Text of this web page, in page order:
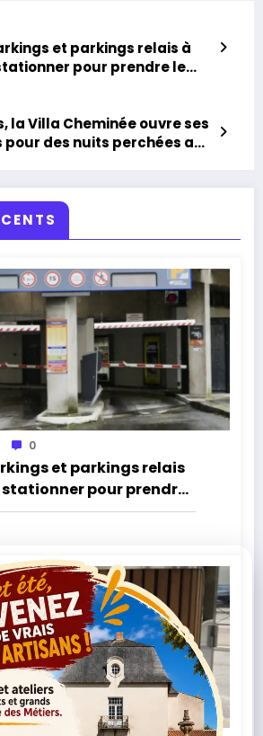
et parkings relais à
pour prendre le
la Villa Cheminée ouvre ses
des nuits perchées au-
0
et parkings relais
stationner pour prendre